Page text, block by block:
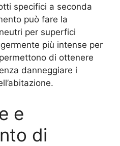
specifici a seconda
può fare la
per superfici
più intense per
di ottenere
danneggiare i
e
di